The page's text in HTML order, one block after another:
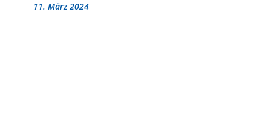
11. März 2024